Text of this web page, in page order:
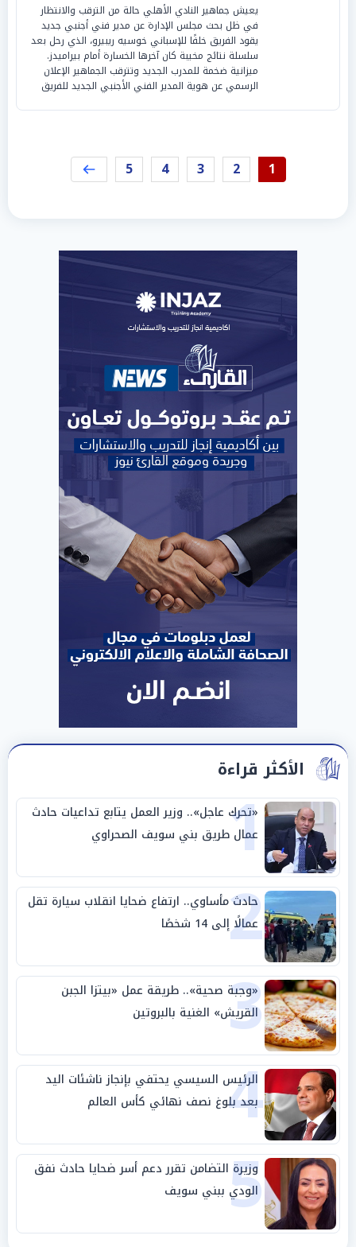
يعيش جماهير النادي الأهلي حالة من الترقب والانتظار
في ظل بحث مجلس الإدارة عن مدير فني أجنبي جديد
يقود الفريق خلفًا للإسباني خوسيه ريبيرو، الذي رحل بعد
سلسلة نتائج مخيبة كان آخرها الخسارة أمام بيراميدز.
ميزانية ضخمة للمدرب الجديد وتترقب الجماهير الإعلان
الرسمي عن هوية المدير الفني الأجنبي الجديد للفريق
1
2
3
4
5
الأكثر قراءة
1
«تحرك عاجل».. وزير العمل يتابع تداعيات حادث
عمال طريق بني سويف الصحراوي
2
حادث مأساوي.. ارتفاع ضحايا انقلاب سيارة تقل
عمالًا إلى 14 شخصًا
3
«وجبة صحية».. طريقة عمل «بيتزا الجبن
القريش» الغنية بالبروتين
4
الرئيس السيسي يحتفي بإنجاز ناشئات اليد
بعد بلوغ نصف نهائي كأس العالم
5
وزيرة التضامن تقرر دعم أسر ضحايا حادث نفق
الودي ببني سويف